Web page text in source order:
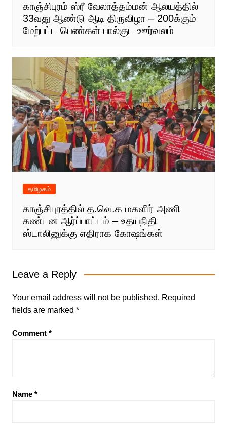
காஞ்சிபுரம் ஸ்ரீ வேலாத்தம்மன் ஆலயத்தில்
33வது ஆண்டு ஆடி திருவிழா – 200க்கும்
மேற்பட்ட பெண்கள் பால்குட ஊர்வலம்
தமிழகம்
காஞ்சிபுரத்தில் த.வெ.க மகளிர் அணி
கண்டன ஆர்ப்பாட்டம் – உதயநிதி
ஸ்டாலினுக்கு எதிராக கோஷங்கள்
Leave a Reply
Your email address will not be published. Required
fields are marked *
Comment *
Name *